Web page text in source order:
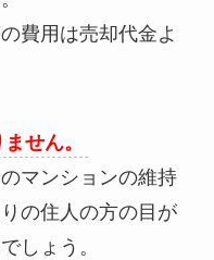
費用は売却代金よ
せん。
マンションの維持
の住人の方の目が
しょう。